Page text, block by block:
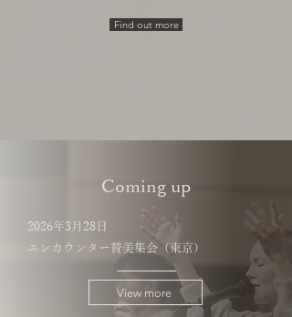
Find out more
Coming up
2026年3月28日
エンカウンター賛美集会（東京）
View more